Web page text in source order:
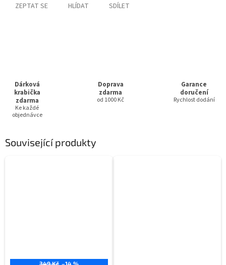
ZEPTAT SE HLÍDAT SDÍLET
Dárková
krabička
zdarma
Ke každé
objednávce
Doprava
zdarma
od 1000 Kč
Garance
doručení
Rychlost dodání
Související produkty